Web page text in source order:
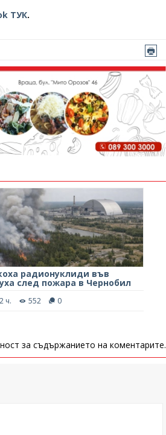
ТУК.
радионуклиди във
след пожара в Чернобил
ч. 552 0
за съдържанието на коментарите.